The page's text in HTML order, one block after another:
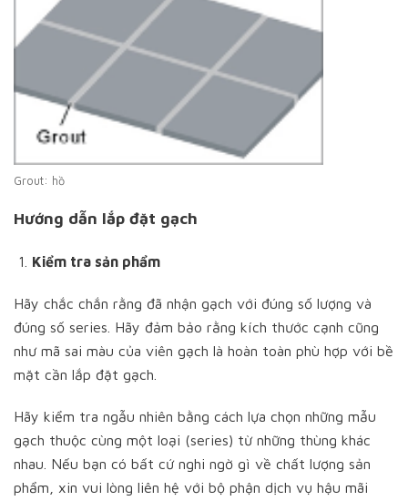
Grout: hồ
Hướng dẫn lắp đặt gạch
Kiểm tra sản phẩm
Hãy chắc chắn rằng đã nhận gạch với đúng số lượng và
đúng số series. Hãy đảm bảo rằng kích thước cạnh cũng
như mã sai màu của viên gạch là hoàn toàn phù hợp với bề
mặt cần lắp đặt gạch.
Hãy kiểm tra ngẫu nhiên bằng cách lựa chọn những mẫu
gạch thuộc cùng một loại (series) từ những thùng khác
nhau. Nếu bạn có bất cứ nghi ngờ gì về chất lượng sản
phẩm, xin vui lòng liên hệ với bộ phận dịch vụ hậu mãi